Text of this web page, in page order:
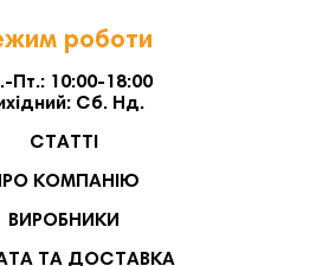
роботи
Пт.: 10:00-18:00
Сб. Нд.
СТАТТІ
КОМПАНІЮ
ВИРОБНИКИ
ТА ДОСТАВКА